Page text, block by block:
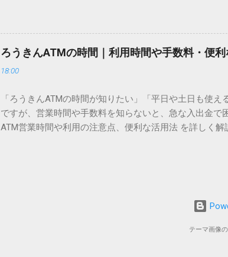
できます。 具体的な手順（Unicode入力） 入力したい
角」にする（※重要）。 **「20BB7」**と入力する。
力した数字が、一瞬で対応する漢字（例：𠮷）に変換
ビス「スマートクラブ」と、LINEや公式アプリの連携
なります。この記事では、忙しい毎日をサポートする
す。 佐川急便の再配達が劇的に変わる「スマートクラ
会員サービス「スマートクラブ」です。これは、荷物
す。 以前はウェブサイトを開いてログインする手間が
じめ配達時間を変更するといった先回りの対応が可能
本国内で最も利用されているコミュニケーションアプリ
します。 1. トーク画面からワンタップで依頼 不在連絡
接届きます。そのまま画面上のボタンをタップするだ
時頃に伺います」というメッセージが届きます。その
ろうきんATMの時間｜利用時間や手数料・便
18:00
「ろうきんATMの時間が知りたい」「平日や土日も使
ですが、営業時間や手数料を知らないと、急な入出金
ATM営業時間や利用の注意点、便利な活用法 を詳しく
日：休止（※一部店舗では土曜日のみ利用可能） 店舗
ATMや提携ATMを使う際は、 時間帯によって手数料が
低額 平日18:00〜21:00／土日祝日：110〜330円程度の
合も 手数料を節約するには、 平日昼間の利用が最もお
テーマ画像